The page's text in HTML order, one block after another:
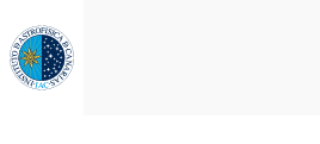
al
contenido
principal